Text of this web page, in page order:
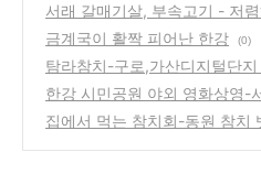
서래 갈매기살, 부속고기 - 저
고기집
(0)
금계국이 활짝 피어난 한강 (0)
탐라참치-구로,가산디지털단
치 회집 맛집 방문기
(1)
한강 시민공원 야외 영화상영-
께하는 좋은영화 감상회 정보
집에서 먹는 참치회-동원 참치